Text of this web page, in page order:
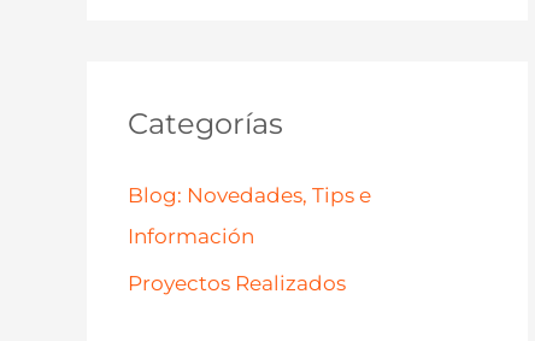
Categorías
Blog: Novedades, Tips e
Información
Proyectos Realizados